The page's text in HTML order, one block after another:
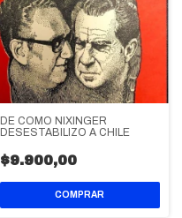
DE COMO NIXINGER
DESESTABILIZO A CHILE
$9.900,00